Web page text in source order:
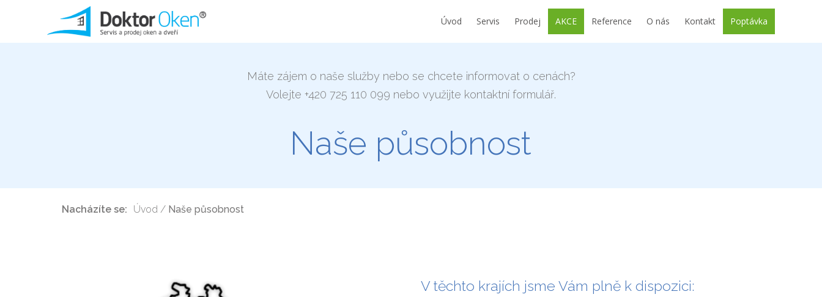
Úvod Servis Prodej AKCE Reference O nás Kontakt Poptávka
Máte zájem o naše služby nebo se chcete informovat o cenách?
Volejte +420 725 110 099 nebo využijte kontaktní formulář.
Naše působnost
Nacházíte se: Úvod / Naše působnost
V těchto krajích jsme Vám plně k dispozici: